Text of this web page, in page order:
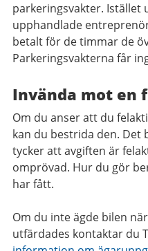
parkeringsvakter. Istället
upphandlade
betalt för de timmar de
Parkeringsvakterna får
Invända mot en
Om du anser att du
kan du bestrida den. Det
tycker att avgiften är
omprövad. Hur du gör
har fått.
Om du inte ägde bilen
utfärdades kontaktar du